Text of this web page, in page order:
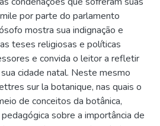
por parte do parlamento
mostra sua indignação e
teses religiosas e políticas
e convida o leitor a refletir
cidade natal. Neste mesmo
sur la botanique, nas quais o
de conceitos da botânica,
sobre a importância de